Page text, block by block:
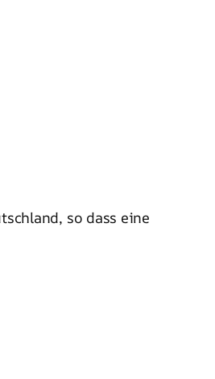
so dass eine